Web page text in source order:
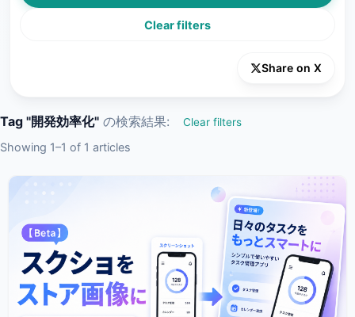
Clear filters
Share on X
Tag "開発効率化" の検索結果: Clear filters
Showing 1–1 of 1 articles